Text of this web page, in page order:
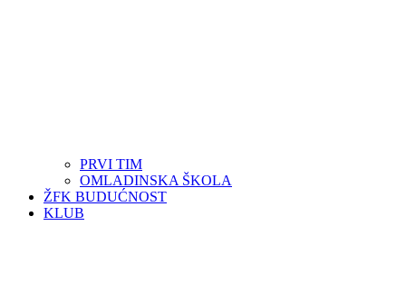
PRVI TIM
OMLADINSKA ŠKOLA
ŽFK BUDUĆNOST
KLUB